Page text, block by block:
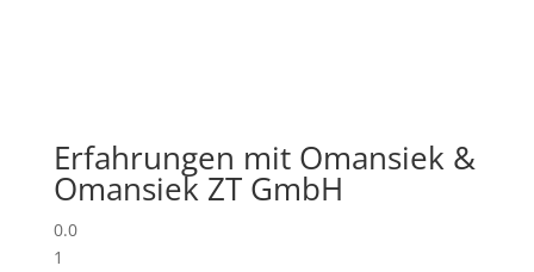
Erfahrungen mit Omansiek &
Omansiek ZT GmbH
0.0
1